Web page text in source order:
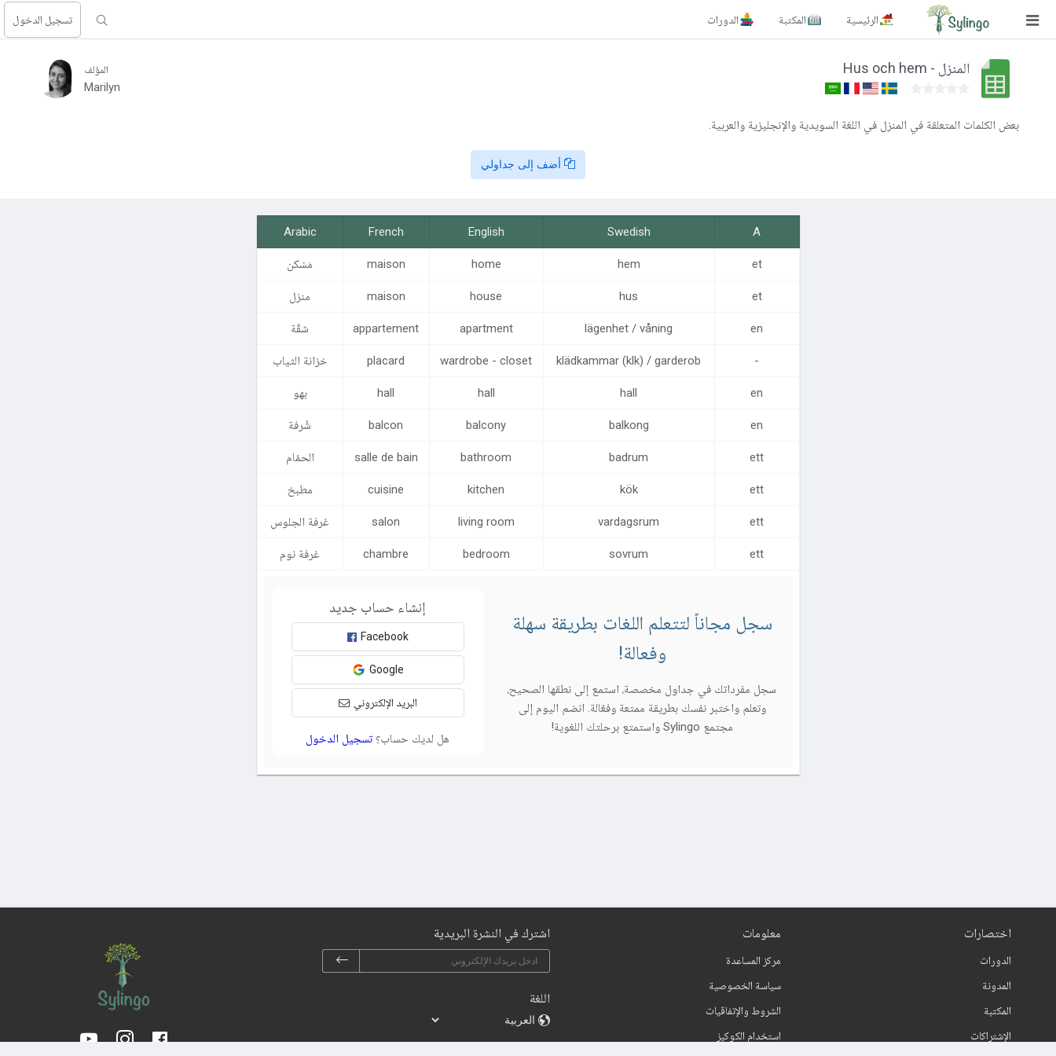
الرئيسية المكتبة الدورات تسجيل الدخول
الصفحة الرئيسية
Hus och hem - المنزل المؤلف
Marilyn
بعض الكلمات المتعلقة في المنزل في اللغة السويدية والإنجليزية والعربية.
أضف إلى جداولي
A
Swedish
English
French
Arabic
et
hem
home
maison مَسْكن
et
hus
house
maison منزل
en
lägenhet / våning
apartment
appartement شقّة
-
klädkammar (klk) / garderob
wardrobe - closet
placard خزانة الثياب
en
hall
hall
hall بهو
en
balkong
balcony
balcon شُرفة
ett
badrum
bathroom
salle de bain الحمّام
ett
kök
kitchen
cuisine مطبخ
ett
vardagsrum
living room
salon غرفة الجلوس
ett
sovrum
bedroom
chambre غرفة نوم
سجل مجاناً لتتعلم اللغات بطريقة سهلة
وفعالة!
سجل مفرداتك في جداول مخصصة، استمع إلى نطقها الصحيح،
وتعلم واختبر نفسك بطريقة ممتعة وفعّالة. انضم اليوم إلى
مجتمع Sylingo واستمتع برحلتك اللغوية!
إنشاء حساب جديد
Facebook
Google
البريد الإلكتروني
هل لديك حساب؟ تسجيل الدخول
اختصارات
الدورات
المدونة
المكتبة
الإشتراكات
معلومات
مركز المساعدة
سياسة الخصوصية
الشروط والإتفاقيات
استخدام الكوكيز
اشترك في النشرة البريدية
اللغة